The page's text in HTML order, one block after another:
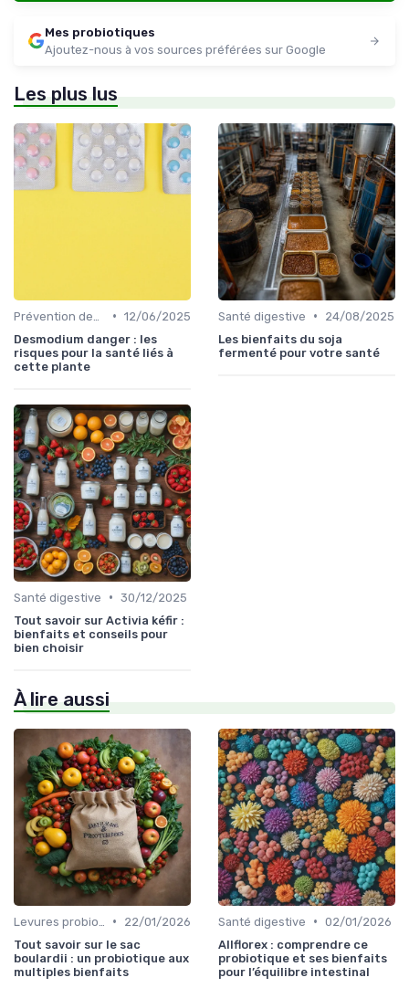
Mes probiotiques
Ajoutez-nous à vos sources préférées sur Google
Les plus lus
• 12/06/2025
Desmodium danger : les
risques pour la santé liés à
cette plante
Santé digestive •
24/08/2025
Les bienfaits du soja
fermenté pour votre santé
Santé digestive • 30/12/2025
Tout savoir sur Activia kéfir :
bienfaits et conseils pour
bien choisir
À lire aussi
•
22/01/2026
Tout savoir sur le sac
boulardii : un probiotique aux
multiples bienfaits
Santé digestive • 02/01/2026
Allflorex : comprendre ce
probiotique et ses bienfaits
pour l’équilibre intestinal